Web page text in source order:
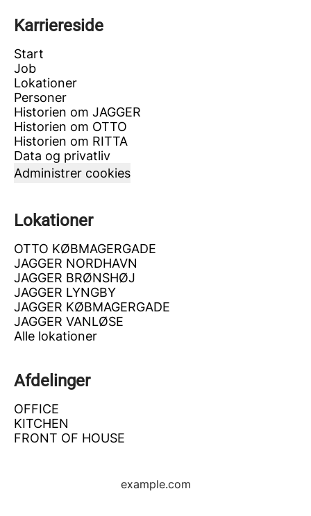
Karriereside
Start
Job
Lokationer
Personer
Historien om JAGGER
Historien om OTTO
Historien om RITTA
Data og privatliv
Administrer cookies
Lokationer
OTTO KØBMAGERGADE
JAGGER NORDHAVN
JAGGER BRØNSHØJ
JAGGER LYNGBY
JAGGER KØBMAGERGADE
JAGGER VANLØSE
Alle lokationer
Afdelinger
OFFICE
KITCHEN
FRONT OF HOUSE
example.com